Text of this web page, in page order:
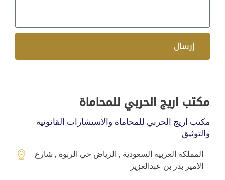
إرسال
مكتب اريج الحربي للمحاماة
مكتب اريج الحربي للمحاماة والاستشارات القانونية
والتوثيق
المملكة العربية السعودية , الرياض حي الربوة , شارع
الامير بدر بن عبدالعزيز